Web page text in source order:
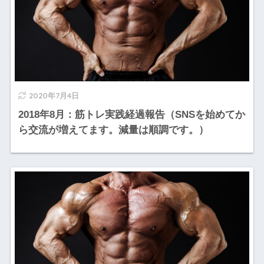
2020年7月4日
2018年8月：筋トレ実践経過報告（SNSを始めてか
ら交流が増えてます。減量は順調です。）